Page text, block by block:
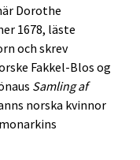
Dorothe
1678, läste
och skrev
Fakkel-Blos og
Samling af
norska kvinnor